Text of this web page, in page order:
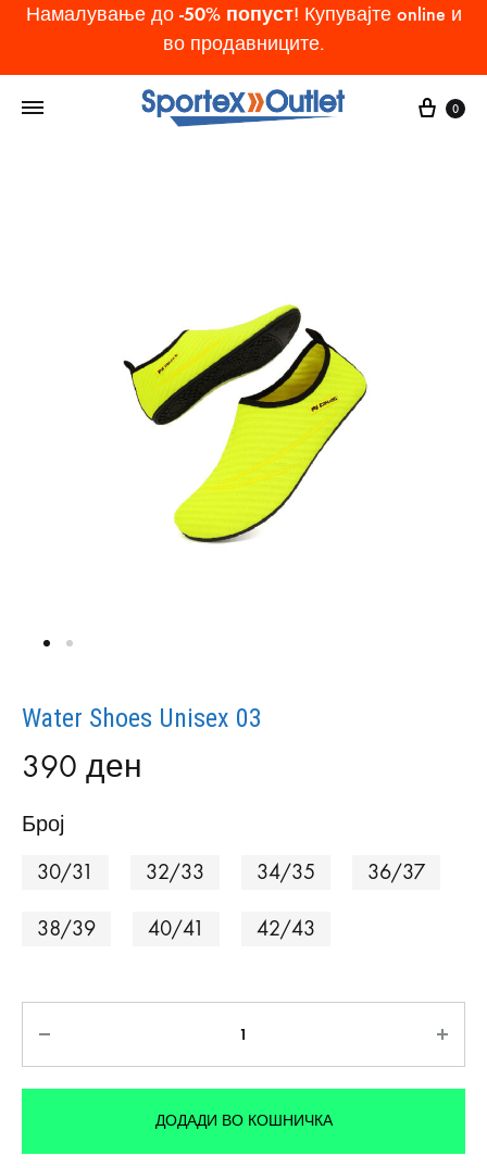
Намалување до -50% попуст! Купувајте online и
во продавниците.
Cart
0
Water Shoes Unisex 03
390 ден
Број
30/31
32/33 34/35 36/37
38/39 40/41 42/43
ДОДАДИ ВО КОШНИЧКА